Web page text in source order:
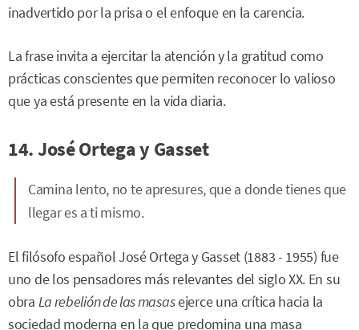
inadvertido por la prisa o el enfoque en la carencia.
La frase invita a ejercitar la atención y la gratitud como
prácticas conscientes que permiten reconocer lo valioso
que ya está presente en la vida diaria.
14. José Ortega y Gasset
Camina lento, no te apresures, que a donde tienes que
llegar es a ti mismo.
El filósofo español José Ortega y Gasset (1883 - 1955) fue
uno de los pensadores más relevantes del siglo XX. En su
obra La rebelión de las masasejerce una crítica hacia la
sociedad moderna en la que predomina una masa